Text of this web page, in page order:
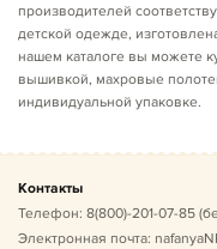
производителей
детской одежде,
нашем каталоге вы можете
вышивкой, махровые
индивидуальной упаковке.
Контакты
Телефон: 8(800)-201-07-85
Электронная почта: